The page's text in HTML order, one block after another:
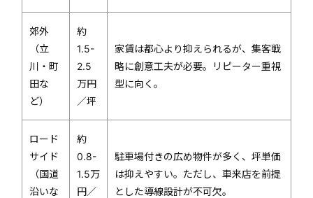
郊外
（立
川・町
田な
ど）
約
1.5-
2.5
万円
／坪
家賃は都心より抑えられるが、集客戦
略に創意工夫が必要。リピーター重視
型に向く。
ロード
サイド
（国道
沿いな
約
0.8-
1.5万
円／
駐車場付きの広め物件が多く、坪単価
は抑えやすい。ただし、車来店を前提
とした導線設計が不可欠。